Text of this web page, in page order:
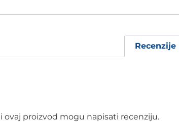
Recenzije
ovaj proizvod mogu napisati recenziju.